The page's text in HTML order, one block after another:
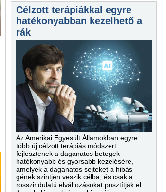
Célzott terápiákkal egyre
hatékonyabban kezelhető a
rák
Az Amerikai Egyesült Államokban egyre
több új célzott terápiás módszert
fejlesztenek a daganatos betegek
hatékonyabb és gyorsabb kezelésére,
amelyek a daganatos sejteket a hibás
gének szintjén veszik célba, és csak a
rosszindulatú elváltozásokat pusztítják el.